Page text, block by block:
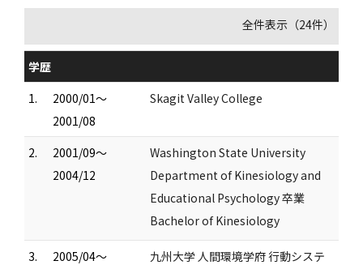
全件表示（24件）
学歴
1.
2000/01～
2001/08
Skagit Valley College
2.
2001/09～
2004/12
Washington State University
Department of Kinesiology and
Educational Psychology 卒業
Bachelor of Kinesiology
3.
2005/04～
九州大学 人間環境学府 行動システ